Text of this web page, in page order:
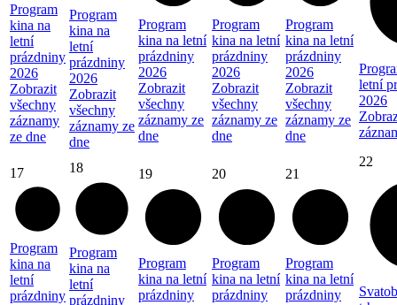
Program
kina na
letní
prázdniny
2026
Zobrazit
všechny
záznamy
ze dne
Program
kina na
letní
prázdniny
2026
Zobrazit
všechny
záznamy ze
dne
Program
kina na letní
prázdniny
2026
Zobrazit
všechny
záznamy ze
dne
Program
kina na letní
prázdniny
2026
Zobrazit
všechny
záznamy ze
dne
Program
kina na letní
prázdniny
2026
Zobrazit
všechny
záznamy ze
dne
letní
2026
17
Program
kina na
letní
prázdniny
18
Program
kina na
letní
prázdniny
19
Program
kina na letní
prázdniny
20
Program
kina na letní
prázdniny
21
Program
kina na letní
prázdniny
22